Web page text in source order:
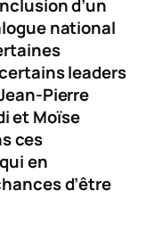
d’un
national
leaders
Pierre
et Moïse
ces
en
d’être